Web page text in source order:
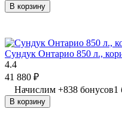
В корзину
Сундук Онтарио 850 л.,
4.4
41 880 ₽
Начислим +838 бонусов1
В корзину